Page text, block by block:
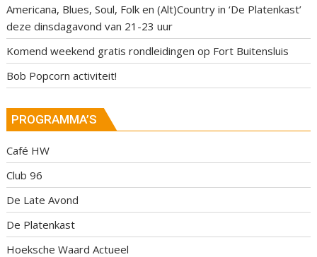
Americana, Blues, Soul, Folk en (Alt)Country in ‘De Platenkast’
deze dinsdagavond van 21-23 uur
Komend weekend gratis rondleidingen op Fort Buitensluis
Bob Popcorn activiteit!
PROGRAMMA’S
Café HW
Club 96
De Late Avond
De Platenkast
Hoeksche Waard Actueel